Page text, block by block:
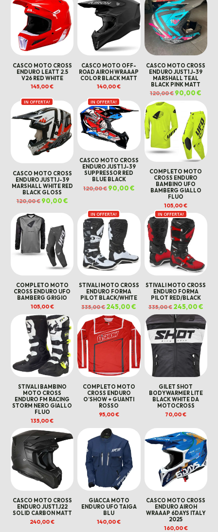
120,00 €.70,00 €. 120,00 €.60,00 €. 120,00 €.70,00
CASCO MOTO CROSS
ENDURO LEATT 2.5
V26 RED WHITE
145,00€
CASCO MOTO OFF-
ROAD AIROH WRAAAP
COLOR BLACK MATT
140,00€
CASCO MOTO CROSS
ENDURO JUST1 J-39
MARSHALL TEAL
BLACK PINK MATT
120,00€ Il
prezzo
originale
era:
120,00 €.
90,00€
è:
IN OFFERTA!
CASCO MOTO CROSS
ENDURO JUST1 J-39
MARSHALL WHITE RED
BLACK GLOSS
120,00€ Il
prezzo
era:
120,00 €.
90,00€Il
prezzo
attuale
è:
90,00 €.
IN OFFERTA!
CASCO MOTO CROSS
ENDURO JUST1 J-39
SUPPRESSOR RED
BLUE BLACK
120,00€ Il
prezzo
90,00€Il
prezzo
COMPLETO MOTO
CROSS ENDURO
BAMBINO UFO
BAMBERG GIALLO
FLUO
105,00€
COMPLETO MOTO
CROSS ENDURO UFO
BAMBERG GRIGIO
105,00€
IN OFFERTA!
STIVALI MOTO CROSS
ENDURO FORMA
PILOT BLACK/WHITE
335,00€Il
prezzo
originale
era:
335,00 €.
245,00€
prezzo
attuale
è:
245,00 €.
IN OFFERTA!
STIVALI MOTO CROSS
ENDURO FORMA
PILOT RED/BLACK
335,00€ Il
prezzo
originale
era:
335,00 €.
245,00€Il
è:
STIVALI BAMBINO
MOTO CROSS
ENDURO FM RACING
STORM NERO GIALLO
FLUO
135,00€
COMPLETO MOTO
CROSS ENDURO
O’SHOW + GUANTI
ROSSO
95,00€
GILET SHOT
BODYWARMER LITE
BLACK WHITE DA
MOTOCROSS
70,00€
CASCO MOTO CROSS
ENDURO JUST1 J22
SOLID CARBON MATT
240,00€
GIACCA MOTO
ENDURO UFO TAIGA
BLU
140,00€
CASCO MOTO CROSS
ENDURO AIROH
WRAAAP 6DAYS ITALY
2025
160,00€